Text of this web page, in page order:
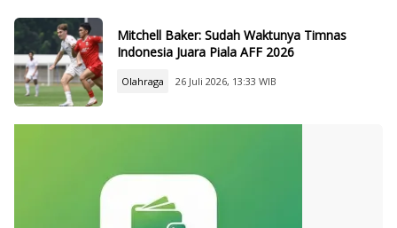
Mitchell Baker: Sudah Waktunya Timnas
Indonesia Juara Piala AFF 2026
Olahraga 26 Juli 2026, 13:33 WIB